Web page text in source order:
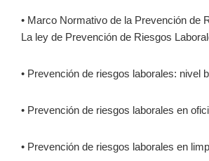
• Marco Normativo de la Prevención de
La ley de Prevención de Riesgos
• Prevención de riesgos laborales: nivel
• Prevención de riesgos laborales en
• Prevención de riesgos laborales en